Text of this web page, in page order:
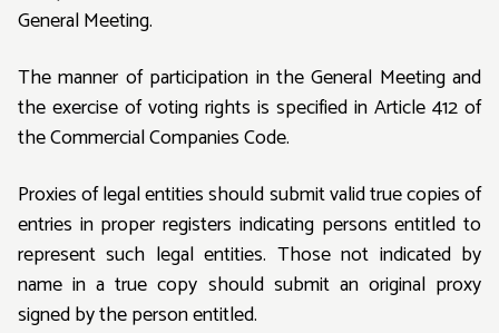
General Meeting.
The manner of participation in the General Meeting and
the exercise of voting rights is specified in Article 412 of
the Commercial Companies Code.
Proxies of legal entities should submit valid true copies of
entries in proper registers indicating persons entitled to
represent such legal entities. Those not indicated by
name in a true copy should submit an original proxy
signed by the person entitled.